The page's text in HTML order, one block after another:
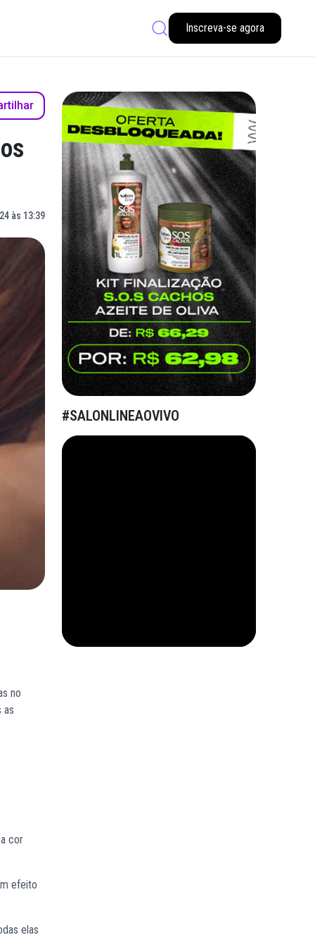
Inscreva-se agora
às 13:39
no
as
cor
efeito
elas
#SALONLINEAOVIVO